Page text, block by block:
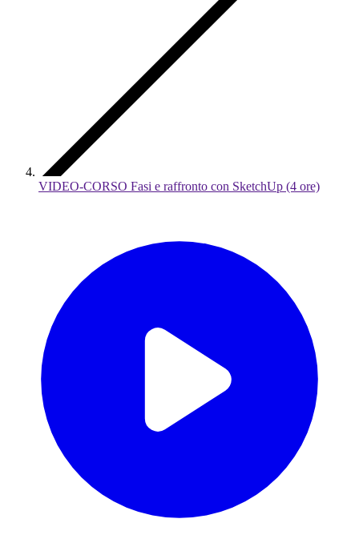
VIDEO-CORSO Fasi e raffronto con SketchUp (4 ore)